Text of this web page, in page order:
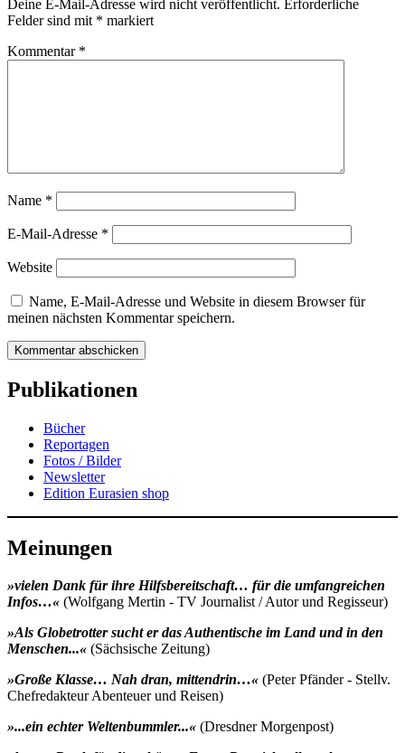
Deine E-Mail-Adresse wird nicht veröffentlicht. Erforderliche
Felder sind mit * markiert
Kommentar *
Name *
E-Mail-Adresse *
Website
Name, E-Mail-Adresse und Website in diesem Browser für
meinen nächsten Kommentar speichern.
Publikationen
Bücher
Reportagen
Fotos / Bilder
Newsletter
Edition Eurasien shop
Meinungen
»vielen Dank für ihre Hilfsbereitschaft… für die umfangreichen
Infos…« (Wolfgang Mertin - TV Journalist / Autor und Regisseur)
»Als Globetrotter sucht er das Authentische im Land und in den
Menschen...« (Sächsische Zeitung)
»Große Klasse… Nah dran, mittendrin…« (Peter Pfänder - Stellv.
Chefredakteur Abenteuer und Reisen)
»...ein echter Weltenbummler...« (Dresdner Morgenpost)